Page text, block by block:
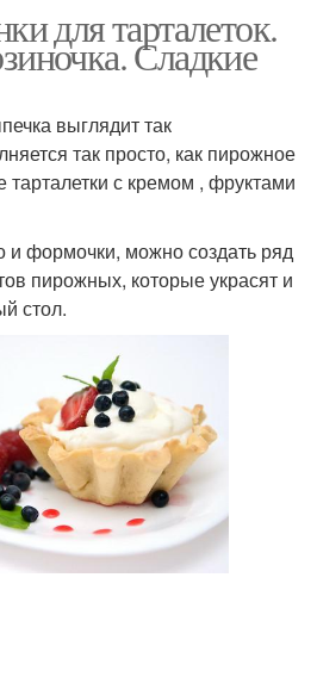
для тарталеток.
Сладкие
выглядит так
так просто, как пирожное
тарталетки с кремом , фруктами
и формочки, можно создать ряд
пирожных, которые украсят и
стол.